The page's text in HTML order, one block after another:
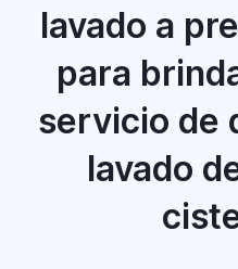
lavado a
para
servicio de
lavado